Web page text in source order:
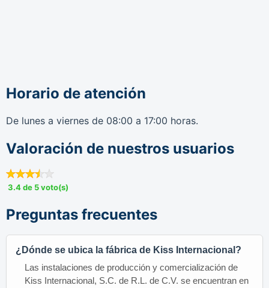
Horario de atención
De lunes a viernes de 08:00 a 17:00 horas.
Valoración de nuestros usuarios
3.4 de 5 voto(s)
Preguntas frecuentes
¿Dónde se ubica la fábrica de Kiss Internacional?
Las instalaciones de producción y comercialización de
Kiss Internacional, S.C. de R.L. de C.V. se encuentran en